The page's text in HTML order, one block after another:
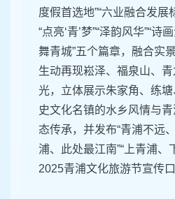
度假首选地”“六业融合发展
“点亮‘青’梦”“泽韵风华”“诗
舞青城”五个篇章，融合实
生动再现崧泽、福泉山、
光，立体展示朱家角、练
史文化名镇的水乡风情与
态传承，并发布“青浦不远
浦、此处最江南”“上青浦、
2025青浦文化旅游节宣传口